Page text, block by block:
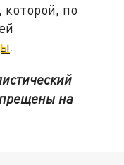
по
.
на